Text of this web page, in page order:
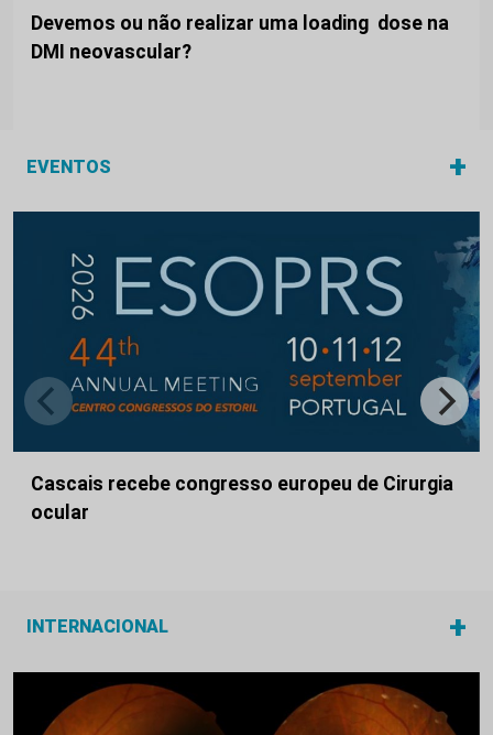
Devemos ou não realizar uma loading dose na
DMI neovascular?
EVENTOS +
Cascais recebe congresso europeu de Cirurgia
ocular
INTERNACIONAL +